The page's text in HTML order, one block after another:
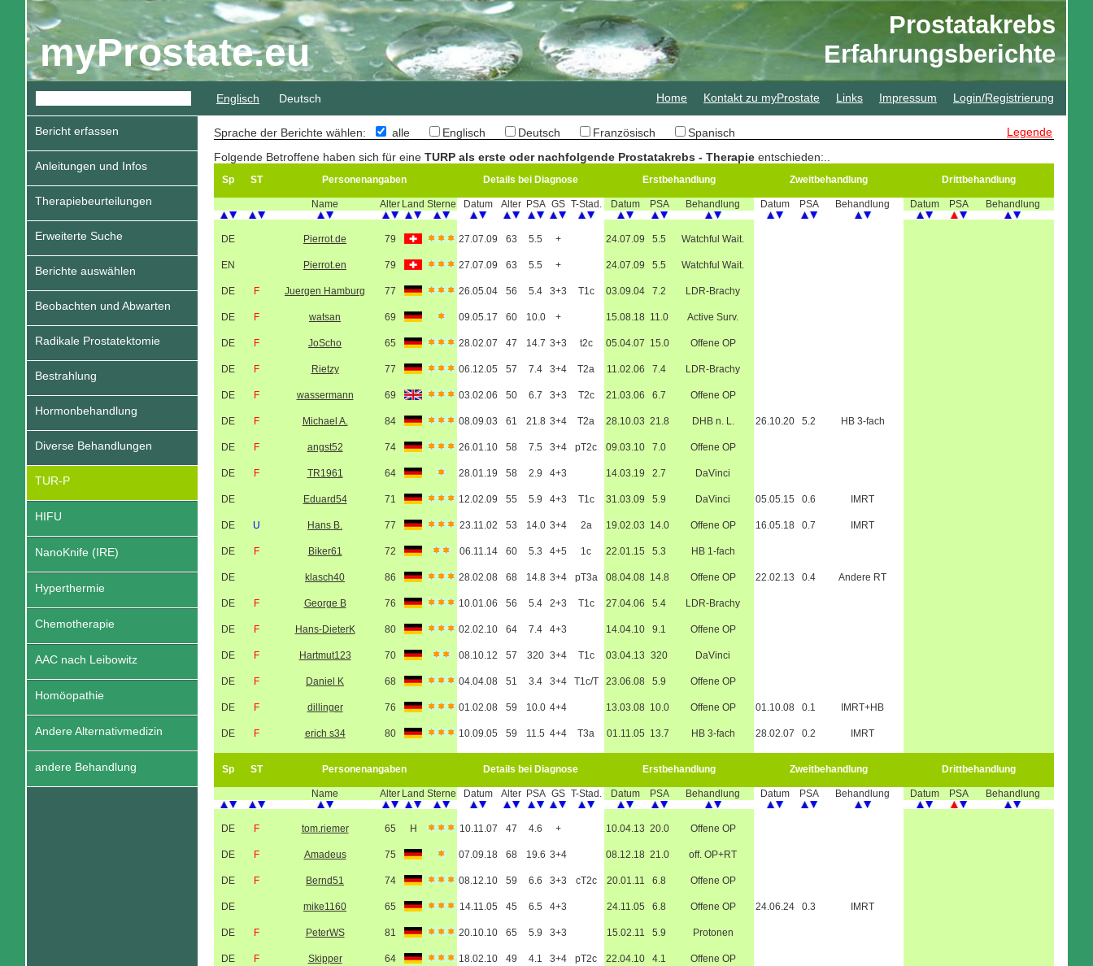
Prostatakrebs
Erfahrungsberichte
myProstate.eu
Englisch Deutsch Home Kontakt zu myProstate Links Impressum Login/Registrierung
Bericht erfassen
Anleitungen und Infos
Therapiebeurteilungen
Erweiterte Suche
Berichte auswählen
Beobachten und Abwarten
Radikale Prostatektomie
Bestrahlung
Hormonbehandlung
Diverse Behandlungen
TUR-P
HIFU
NanoKnife (IRE)
Hyperthermie
Chemotherapie
AAC nach Leibowitz
Homöopathie
Andere Alternativmedizin
andere Behandlung
Sprache der Berichte wählen: alle Englisch Deutsch Französisch Spanisch
Legende
Folgende Betroffene haben sich für eine TURP als erste oder nachfolgende Prostatakrebs - Therapie entschieden:
Sp ST Personenangaben Details bei Diagnose Erstbehandlung Zweitbehandlung Drittbehandlung
Name Alter Land Sterne Datum Alter PSA GS T-Stad. Datum PSA Behandlung Datum PSA Behandlung Datum PSA Behandlung
DE Pierrot.de 79 27.07.09 63 5.5 + 24.07.09 5.5 Watchful Wait.
EN Pierrot.en 79 27.07.09 63 5.5 + 24.07.09 5.5 Watchful Wait.
DE F Juergen Hamburg 77 26.05.04 56 5.4 3+3 T1c 03.09.04 7.2 LDR-Brachy
DE F watsan 69 09.05.17 60 10.0 + 15.08.18 11.0 Active Surv.
DE F JoScho 65 28.02.07 47 14.7 3+3 t2c 05.04.07 15.0 Offene OP
DE F Rietzy 77 06.12.05 57 7.4 3+4 T2a 11.02.06 7.4 LDR-Brachy
DE F wassermann 69 03.02.06 50 6.7 3+3 T2c 21.03.06 6.7 Offene OP
DE F Michael A. 84 08.09.03 61 21.8 3+4 T2a 28.10.03 21.8 DHB n. L. 26.10.20 5.2 HB 3-fach
DE F angst52 74 26.01.10 58 7.5 3+4 pT2c 09.03.10 7.0 Offene OP
DE F TR1961 64 28.01.19 58 2.9 4+3 14.03.19 2.7 DaVinci
DE Eduard54 71 12.02.09 55 5.9 4+3 T1c 31.03.09 5.9 DaVinci 05.05.15 0.6 IMRT
DE U Hans B. 77 23.11.02 53 14.0 3+4 2a 19.02.03 14.0 Offene OP 16.05.18 0.7 IMRT
DE F Biker61 72 06.11.14 60 5.3 4+5 1c 22.01.15 5.3 HB 1-fach
DE klasch40 86 28.02.08 68 14.8 3+4 pT3a 08.04.08 14.8 Offene OP 22.02.13 0.4 Andere RT
DE F George B 76 10.01.06 56 5.4 2+3 T1c 27.04.06 5.4 LDR-Brachy
DE F Hans-DieterK 80 02.02.10 64 7.4 4+3 14.04.10 9.1 Offene OP
DE F Hartmut123 70 08.10.12 57 320 3+4 T1c 03.04.13 320 DaVinci
DE F Daniel K 68 04.04.08 51 3.4 3+4 T1c/T 23.06.08 5.9 Offene OP
DE F dillinger 76 01.02.08 59 10.0 4+4 13.03.08 10.0 Offene OP 01.10.08 0.1 IMRT+HB
DE F erich s34 80 10.09.05 59 11.5 4+4 T3a 01.11.05 13.7 HB 3-fach 28.02.07 0.2 IMRT
Sp ST Personenangaben Details bei Diagnose Erstbehandlung Zweitbehandlung Drittbehandlung
Name Alter Land Sterne Datum Alter PSA GS T-Stad. Datum PSA Behandlung Datum PSA Behandlung Datum PSA Behandlung
DE F tom.riemer 65 H 10.11.07 47 4.6 + 10.04.13 20.0 Offene OP
DE F Amadeus 75 07.09.18 68 19.6 3+4 08.12.18 21.0 off. OP+RT
DE F Bernd51 74 08.12.10 59 6.6 3+3 cT2c 20.01.11 6.8 Offene OP
DE mike1160 65 14.11.05 45 6.5 4+3 24.11.05 6.8 Offene OP 24.06.24 0.3 IMRT
DE F PeterWS 81 20.10.10 65 5.9 3+3 15.02.11 5.9 Protonen
DE F Skipper 64 18.02.10 49 4.1 3+4 pT2c 22.04.10 4.1 Offene OP